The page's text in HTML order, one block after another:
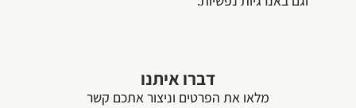
דברו איתנו
מלאו את הפרטים וניצור אתכם קשר